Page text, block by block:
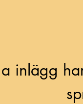
inlägg